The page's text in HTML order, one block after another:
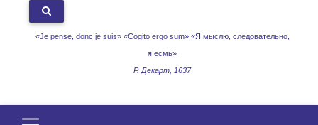
«Je pense, donc je suis» «Cogito ergo sum» «Я мыслю, следовательно,
я есмь»
Р. Декарт, 1637